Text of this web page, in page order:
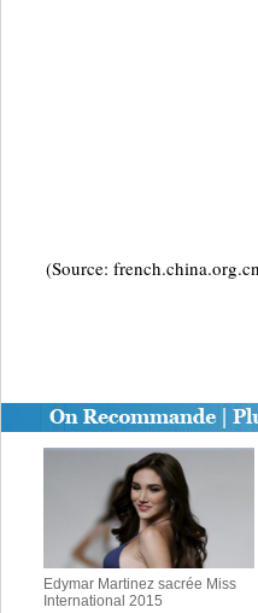
(Source:
Edymar Martinez sacrée Miss
International 2015